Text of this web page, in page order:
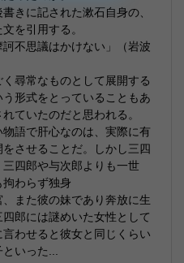
きに記された漱石自身の、
を引用する。
訶不思議はかけない」（岩波
尋常なものとして展開する
形式をとっていることもあ
ていたのだと思われる。
語で肝心なのは、実際に有
させることだ。しかし三四
四郎や与次郎よりも一世
わらず独身
また彼の妹であり奔放に生
郎には謎めいた女性として
わせると彼女と同じくらい
といった...